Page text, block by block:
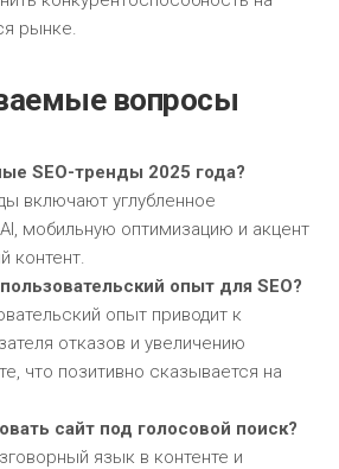
рынке.
вопросы
SEO-тренды 2025 года?
включают углубленное
мобильную оптимизацию и акцент
контент.
опыт для SEO?
опыт приводит к
отказов и увеличению
что позитивно сказывается на
сайт под голосовой поиск?
язык в контенте и